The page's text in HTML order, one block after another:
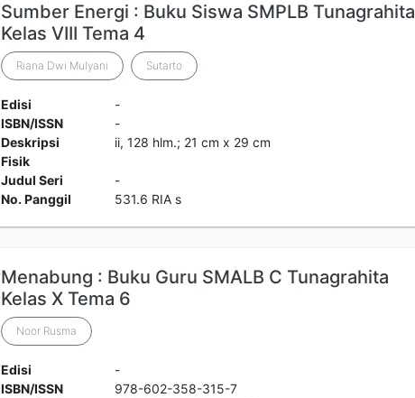
Sumber Energi : Buku Siswa SMPLB Tunagrahita
Kelas VIII Tema 4
Riana Dwi Mulyani Sutarto
Edisi
-
ISBN/ISSN
-
Deskripsi
Fisik
ii, 128 hlm.; 21 cm x 29 cm
Judul Seri
-
No. Panggil
531.6 RIA s
Menabung : Buku Guru SMALB C Tunagrahita
Kelas X Tema 6
Noor Rusma
Edisi
-
ISBN/ISSN
978-602-358-315-7